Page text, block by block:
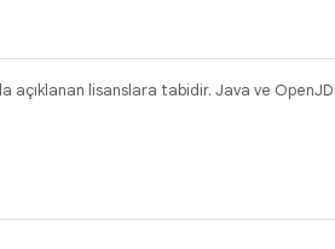
açıklanan lisanslara tabidir. Java ve